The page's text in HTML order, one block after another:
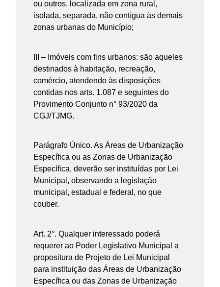
ou outros, localizada em zona rural,
isolada, separada, não contígua às demais
zonas urbanas do Município;
III – Imóveis com fins urbanos: são aqueles
destinados à habitação, recreação,
comércio, atendendo às disposições
contidas nos arts. 1.087 e seguintes do
Provimento Conjunto n° 93/2020 da
CGJ/TJMG.
Parágrafo Único. As Áreas de Urbanização
Específica ou as Zonas de Urbanização
Específica, deverão ser instituídas por Lei
Municipal, observando a legislação
municipal, estadual e federal, no que
couber.
Art. 2°. Qualquer interessado poderá
requerer ao Poder Legislativo Municipal a
propositura de Projeto de Lei Municipal
para instituição das Áreas de Urbanização
Específica ou das Zonas de Urbanização